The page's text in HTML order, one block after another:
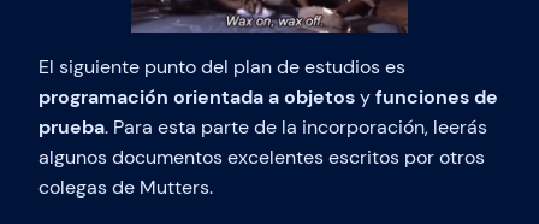
El siguiente punto del plan de estudios es
programación orientada a objetosyfunciones de
prueba. Para esta parte de la incorporación, leerás
algunos documentos excelentes escritos por otros
colegas de Mutters.